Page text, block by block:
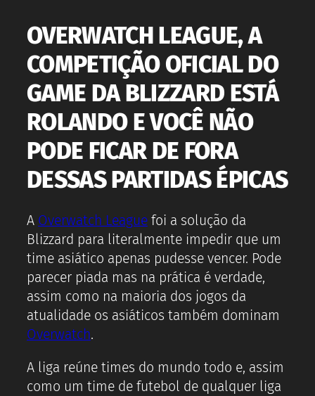
OVERWATCH LEAGUE, A
COMPETIÇÃO OFICIAL DO
GAME DA BLIZZARD ESTÁ
ROLANDO E VOCÊ NÃO
PODE FICAR DE FORA
DESSAS PARTIDAS ÉPICAS
A Overwatch Leaguefoi a solução da
Blizzard para literalmente impedir que um
time asiático apenas pudesse vencer. Pode
parecer piada mas na prática é verdade,
assim como na maioria dos jogos da
atualidade os asiáticos também dominam
Overwatch.
A liga reúne times do mundo todo e, assim
como um time de futebol de qualquer liga